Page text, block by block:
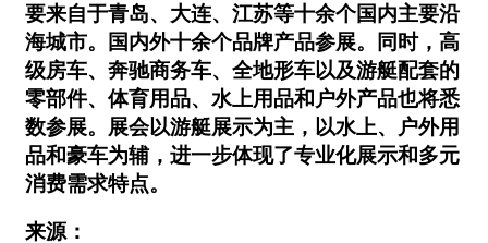
要来自于青岛、大连、江苏等十余个国内主要沿
海城市。国内外十余个品牌产品参展。同时，高
级房车、奔驰商务车、全地形车以及游艇配套的
零部件、体育用品、水上用品和户外产品也将悉
数参展。展会以游艇展示为主，以水上、户外用
品和豪车为辅，进一步体现了专业化展示和多元
消费需求特点。
来源：